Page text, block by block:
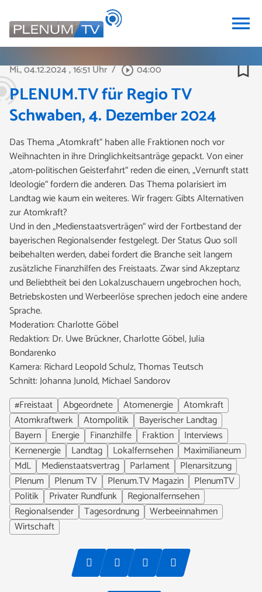
menu
Mi., 04.12.2024, 16:51 Uhr / play_circle_outline04:00 bookmark_border
PLENUM.TV für Regio TV
Schwaben, 4. Dezember 2024
Das Thema „Atomkraft“ haben alle Fraktionen noch vor
Weihnachten in ihre Dringlichkeitsanträge gepackt. Von einer
„atom-politischen Geisterfahrt“ reden die einen, „Vernunft statt
Ideologie“ fordern die anderen. Das Thema polarisiert im
Landtag wie kaum ein weiteres. Wir fragen: Gibts Alternativen
zur Atomkraft?
Und in den „Medienstaatsverträgen“ wird der Fortbestand der
bayerischen Regionalsender festgelegt. Der Status Quo soll
beibehalten werden, dabei fordert die Branche seit langem
zusätzliche Finanzhilfen des Freistaats. Zwar sind Akzeptanz
und Beliebtheit bei den Lokalzuschauern ungebrochen hoch,
Betriebskosten und Werbeerlöse sprechen jedoch eine andere
Sprache.
Moderation: Charlotte Göbel
Redaktion: Dr. Uwe Brückner, Charlotte Göbel, Julia
Bondarenko
Kamera: Richard Leopold Schulz, Thomas Teutsch
Schnitt: Johanna Junold, Michael Sandorov
#Freistaat
Abgeordnete Atomenergie
Atomkraft
Atomkraftwerk
Atompolitik
Bayerischer Landtag
Bayern
Energie Finanzhilfe Fraktion
Interviews
Kernenergie
Landtag Lokalfernsehen
Maximilianeum
MdL
Medienstaatsvertrag Parlament
Plenarsitzung
Plenum
Plenum TV Plenum.TV Magazin
PlenumTV
Politik
Privater Rundfunk
Regionalfernsehen
Regionalsender
Tagesordnung
Werbeeinnahmen
Wirtschaft